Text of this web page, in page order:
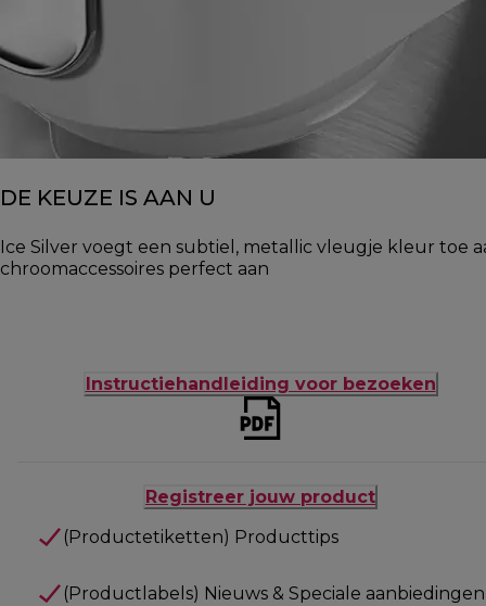
DE KEUZE IS AAN U
Ice Silver voegt een subtiel, metallic vleugje kleur toe
chroomaccessoires perfect aan
Instructiehandleiding voor bezoeken
Registreer jouw product
(Productetiketten) Producttips
(Productlabels) Nieuws & Speciale aanbiedingen